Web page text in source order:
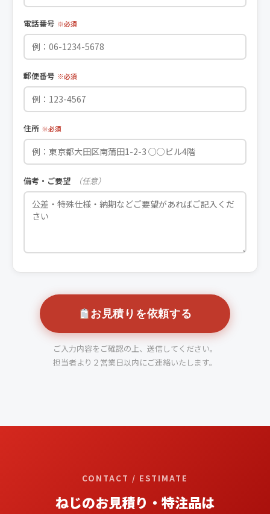
電話番号 ※必須
郵便番号 ※必須
住所 ※必須
備考・ご要望 （任意）
お見積りを依頼する
ご入力内容をご確認の上、送信してください。
担当者より２営業日以内にご連絡いたします。
CONTACT / ESTIMATE
ねじのお見積り・特注品は